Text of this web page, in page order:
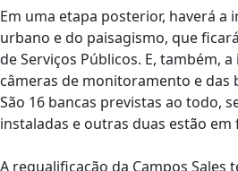
Em uma etapa posterior, haverá a
urbano e do paisagismo, que
de Serviços Públicos. E, também,
câmeras de monitoramento e das
São 16 bancas previstas ao todo,
instaladas e outras duas estão em
A requalificação da Campos Sales